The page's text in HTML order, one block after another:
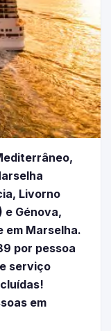
Livorno
e Génova,
em Marselha.
por pessoa
serviço
em